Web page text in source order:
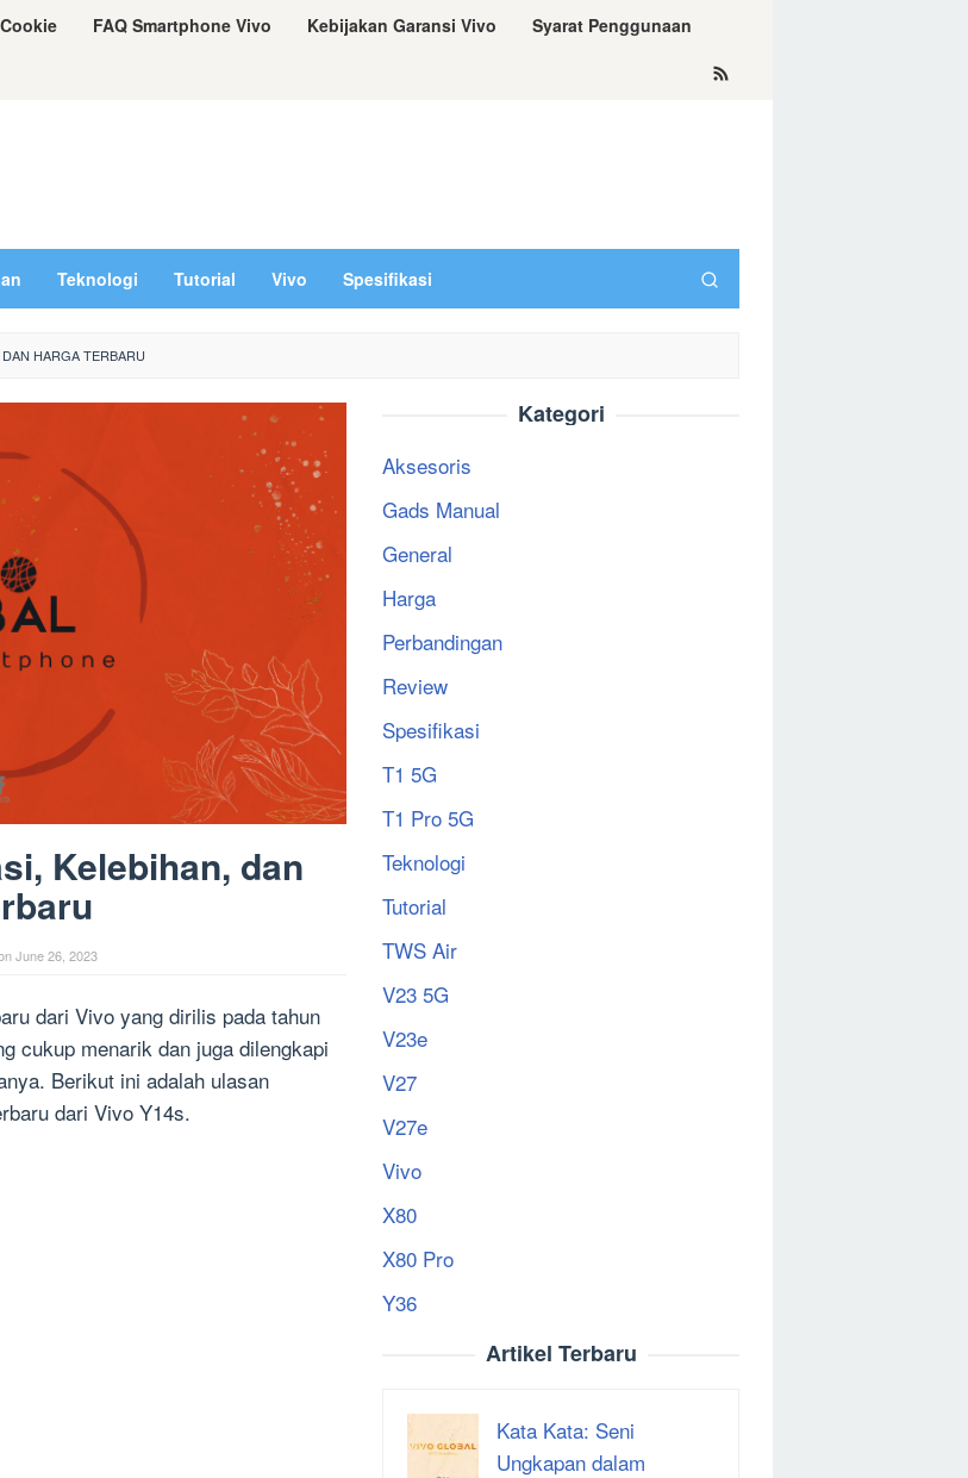
FAQ Smartphone Vivo Kebijakan Garansi Vivo Syarat Penggunaan
Teknologi Tutorial Vivo Spesifikasi
HARGA TERBARU
Kelebihan, dan
June 26, 2023
dari Vivo yang dirilis pada tahun
cukup menarik dan juga dilengkapi
Berikut ini adalah ulasan
dari Vivo Y14s.
Kategori
Aksesoris
Gads Manual
General
Harga
Perbandingan
Review
Spesifikasi
T1 5G
T1 Pro 5G
Teknologi
Tutorial
TWS Air
V23 5G
V23e
V27
V27e
Vivo
X80
X80 Pro
Y36
Artikel Terbaru
Kata Kata: Seni
Ungkapan dalam